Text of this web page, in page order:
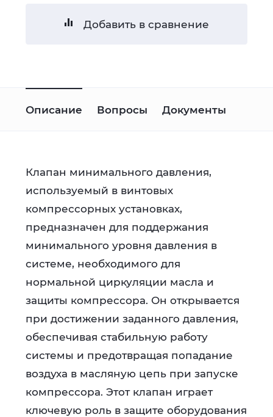
Добавить в сравнение
Описание Вопросы Документы
Клапан минимального давления,
используемый в винтовых
компрессорных установках,
предназначен для поддержания
минимального уровня давления в
системе, необходимого для
нормальной циркуляции масла и
защиты компрессора. Он открывается
при достижении заданного давления,
обеспечивая стабильную работу
системы и предотвращая попадание
воздуха в масляную цепь при запуске
компрессора. Этот клапан играет
ключевую роль в защите оборудования